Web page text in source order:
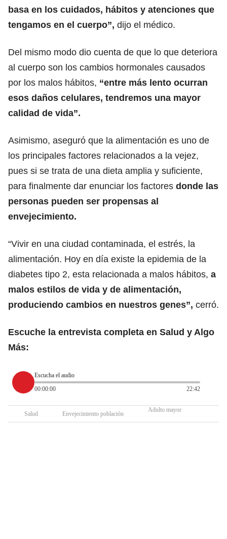
basa en los cuidados, hábitos y atenciones que
tengamos en el cuerpo”, dijo el médico.
Del mismo modo dio cuenta de que lo que deteriora
al cuerpo son los cambios hormonales causados
por los malos hábitos, “entre más lento ocurran
esos daños celulares, tendremos una mayor
calidad de vida”.
Asimismo, aseguró que la alimentación es uno de
los principales factores relacionados a la vejez,
pues si se trata de una dieta amplia y suficiente,
para finalmente dar enunciar los factores donde las
personas pueden ser propensas al
envejecimiento.
“Vivir en una ciudad contaminada, el estrés, la
alimentación. Hoy en día existe la epidemia de la
diabetes tipo 2, esta relacionada a malos hábitos, a
malos estilos de vida y de alimentación,
produciendo cambios en nuestros genes”, cerró.
Escuche la entrevista completa en Salud y Algo
Más:
Escucha el audio
00:00:00
22:42
Salud Envejecimiento población
Adulto mayor